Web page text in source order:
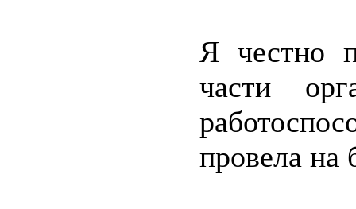
Я честно
части
провела на